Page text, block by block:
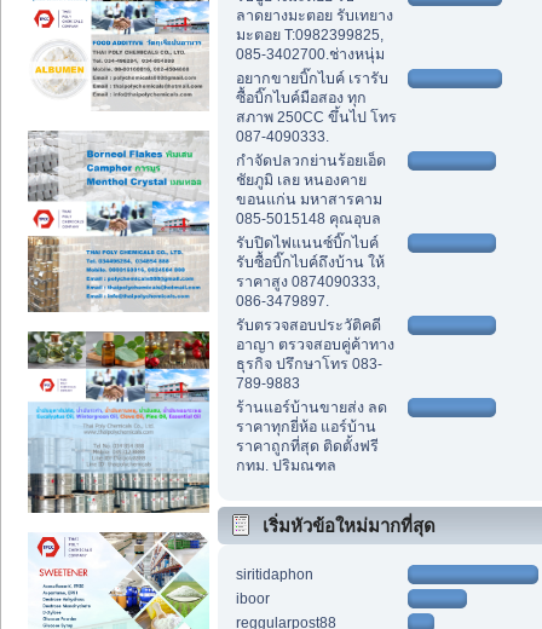
ลาดยางมะตอย รับเทยาง
มะตอย T:0982399825,
085-3402700.ช่างหนุ่ม
อยากขายบิ๊กไบค์ เรารับ
ซื้อบิ๊กไบค์มือสอง ทุก
สภาพ 250CC ขึ้นไป โทร
087-4090333.
กำจัดปลวกย่านร้อยเอ็ด
ชัยภูมิ เลย หนองคาย
ขอนแก่น มหาสารคาม
085-5015148 คุณอุบล
รับปิดไฟแนนซ์บิ๊กไบค์
รับซื้อบิ๊กไบค์ถึงบ้าน ให้
ราคาสูง 0874090333,
086-3479897.
รับตรวจสอบประวัติคดี
อาญา ตรวจสอบคู่ค้าทาง
ธุรกิจ ปรึกษาโทร 083-
789-9883
ร้านแอร์บ้านขายส่ง ลด
ราคาทุกยี่ห้อ แอร์บ้าน
ราคาถูกที่สุด ติดตั้งฟรี
กทม. ปริมณฑล
เริ่มหัวข้อใหม่มากที่สุด
siritidaphon
iboor
reggularpost88